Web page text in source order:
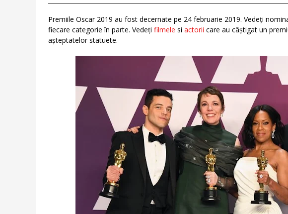
Premiile Oscar 2019 au fost decernate pe 24 februarie 2019. Vedeți
fiecare categorie în parte. Vedeți filmele si actorii care au câștigat un
așteptatelor statuete.